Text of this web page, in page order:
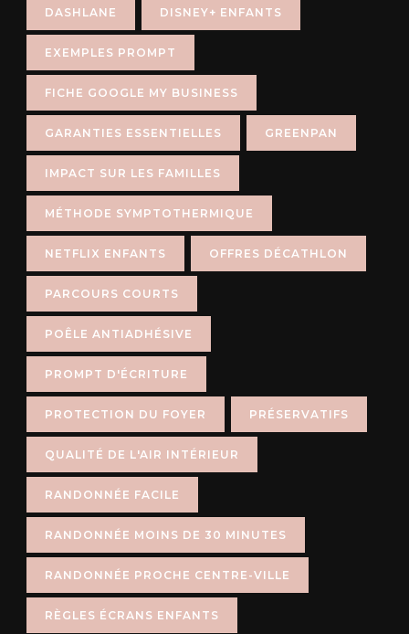
DASHLANE DISNEY+ ENFANTS
EXEMPLES PROMPT
FICHE GOOGLE MY BUSINESS
GARANTIES ESSENTIELLES GREENPAN
IMPACT SUR LES FAMILLES
MÉTHODE SYMPTOTHERMIQUE
NETFLIX ENFANTS OFFRES DÉCATHLON
PARCOURS COURTS
POÊLE ANTIADHÉSIVE
PROMPT D'ÉCRITURE
PROTECTION DU FOYER PRÉSERVATIFS
QUALITÉ DE L'AIR INTÉRIEUR
RANDONNÉE FACILE
RANDONNÉE MOINS DE 30 MINUTES
RANDONNÉE PROCHE CENTRE-VILLE
RÈGLES ÉCRANS ENFANTS